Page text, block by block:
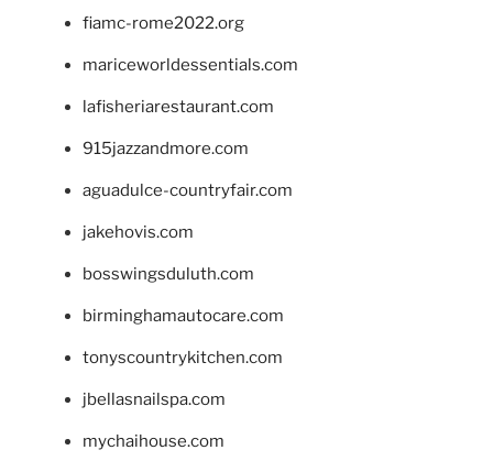
fiamc-rome2022.org
mariceworldessentials.com
lafisheriarestaurant.com
915jazzandmore.com
aguadulce-countryfair.com
jakehovis.com
bosswingsduluth.com
birminghamautocare.com
tonyscountrykitchen.com
jbellasnailspa.com
mychaihouse.com